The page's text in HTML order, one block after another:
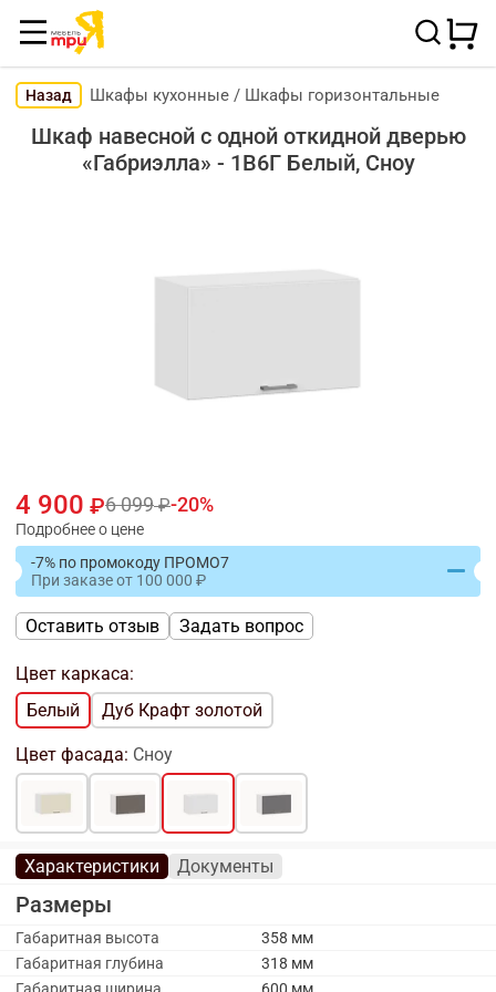
Назад Шкафы кухонные / Шкафы горизонтальные
Шкаф навесной c одной откидной дверью
«Габриэлла» - 1В6Г Белый, Сноу
4 900 6 099 20
Подробнее о цене
-7% по промокоду ПРОМО7
При заказеот 100 000
Оставить отзыв Задать вопрос
Цвет каркаса:
Белый
Дуб Крафт золотой
Цвет фасада: Сноу
Характеристики Документы
Размеры
Габаритная высота
358 мм
Габаритная глубина
318 мм